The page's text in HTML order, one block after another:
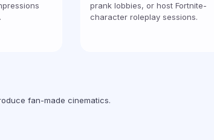
prank lobbies, or host Fortnite-
character roleplay sessions.
fan-made cinematics.